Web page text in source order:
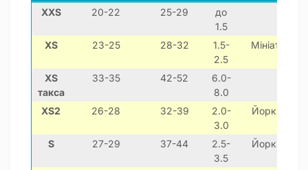
XXS 20-22 25-29
до
1.5
XS
23-25 28-32
1.5-
2.5
XS
такса
33-35 42-52
6.0-
8.0
XS2
26-28 32-39
2.0-
3.0
S
27-29 37-44
2.5-
3.5